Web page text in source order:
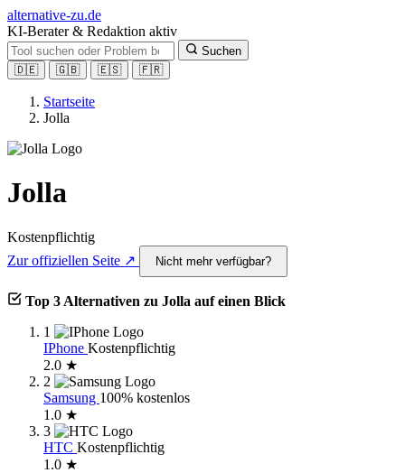
alternative-zu.de
KI-Berater & Redaktion aktiv
Suchen
🇩🇪
🇬🇧 🇪🇸 🇫🇷
Startseite
Jolla
Jolla
Kostenpflichtig
Zur offiziellen Seite ↗
Nicht mehr verfügbar?
Top 3 Alternativen zu Jolla auf einen Blick
1
IPhone Kostenpflichtig
2.0 ★
2
Samsung 100% kostenlos
1.0 ★
3
HTC Kostenpflichtig
1.0 ★